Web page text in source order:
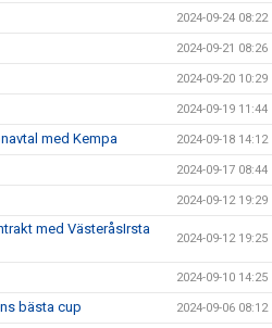
2024-09-24 08:22
2024-09-21 08:26
2024-09-20 10:29
2024-09-19 11:44
med Kempa 2024-09-18 14:12
2024-09-17 08:44
2024-09-12 19:29
med VästeråsIrsta
2024-09-12 19:25
2024-09-10 14:25
bästa cup 2024-09-06 08:12